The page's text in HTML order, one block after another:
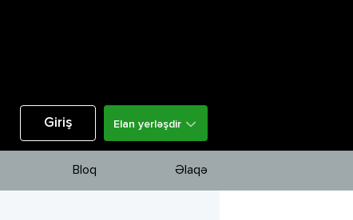
Giriş Elan yerləşdir
Bloq Əlaqə